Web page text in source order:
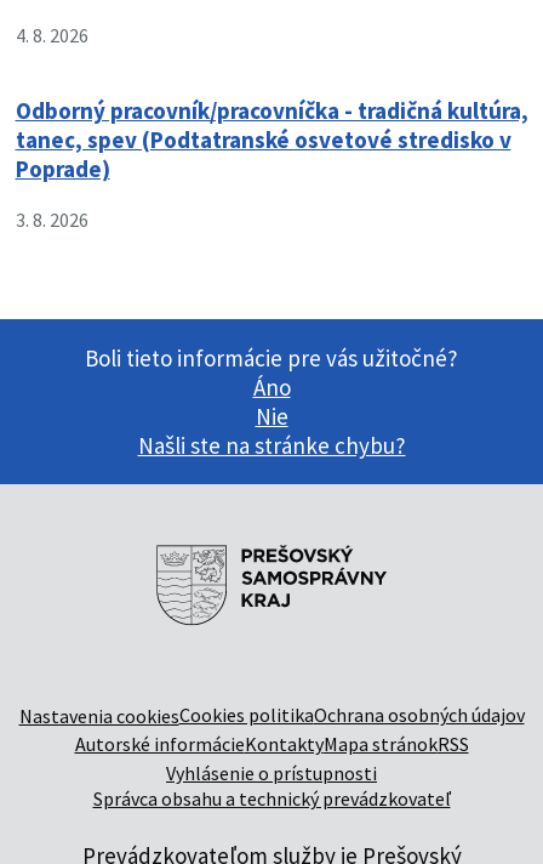
4. 8. 2026
Odborný pracovník/pracovníčka - tradičná kultúra,
tanec, spev (Podtatranské osvetové stredisko v
Poprade)
3. 8. 2026
Boli tieto informácie pre vás užitočné?
Áno
Nie
Našli ste na stránke chybu?
Nastavenia cookiesCookies politikaOchrana osobných údajov
Autorské informácieKontaktyMapa stránokRSS
Vyhlásenie o prístupnosti
Správca obsahu a technický prevádzkovateľ
Prevádzkovateľom služby je Prešovský